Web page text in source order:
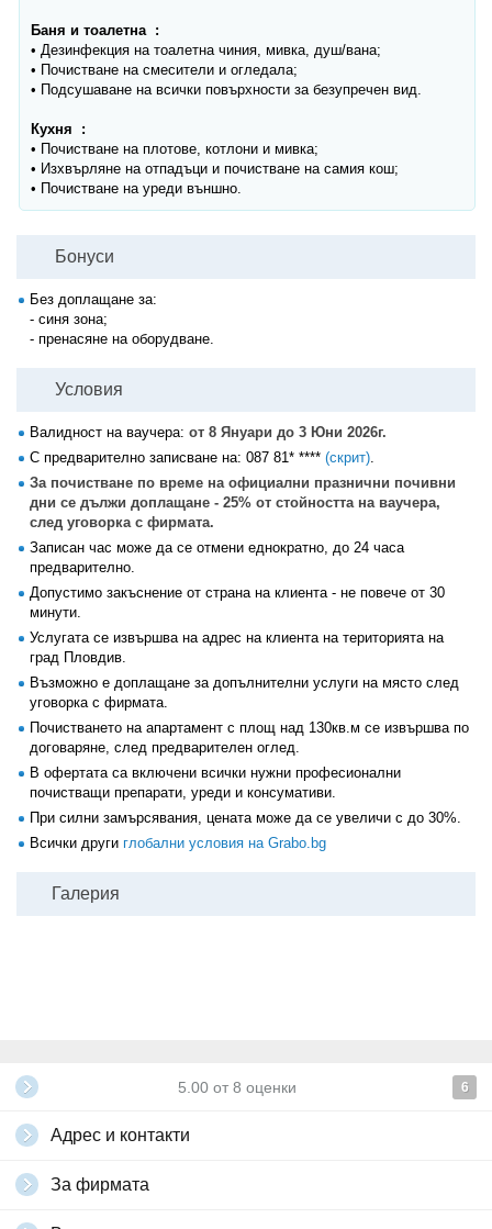
Баня и тоалетна :
• Дезинфекция на тоалетна чиния, мивка, душ/вана;
• Почистване на смесители и огледала;
• Подсушаване на всички повърхности за безупречен вид.
Кухня :
• Почистване на плотове, котлони и мивка;
• Изхвърляне на отпадъци и почистване на самия кош;
• Почистване на уреди външно.
Бонуси
Без доплащане за:
- синя зона;
- пренасяне на оборудване.
Условия
Валидност на ваучера: от 8 Януари до 3 Юни 2026г.
С предварително записване на: 087 81* **** (скрит).
За почистване по време на официални празнични почивни
дни се дължи доплащане - 25% от стойността на ваучера,
след уговорка с фирмата.
Записан час може да се отмени еднократно, до 24 часа
предварително.
Допустимо закъснение от страна на клиента - не повече от 30
минути.
Услугата се извършва на адрес на клиента на територията на
град Пловдив.
Възможно е доплащане за допълнителни услуги на място след
уговорка с фирмата.
Почистването на апартамент с площ над 130кв.м се извършва по
договаряне, след предварителен оглед.
В офертата са включени всички нужни професионални
почистващи препарати, уреди и консумативи.
При силни замърсявания, цената може да се увеличи с до 30%.
Всички други глобални условия на Grabo.bg
Галерия
5.00 от 8 оценки 6
Адрес и контакти
За фирмата